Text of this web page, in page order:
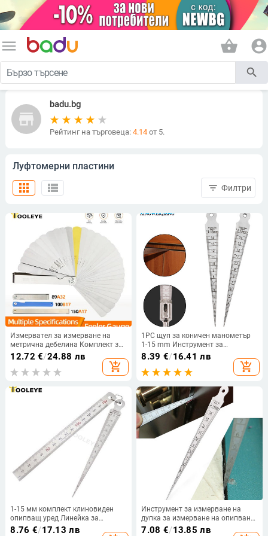
menu shopping_basket account_circle
search
store
badu.bg
Рейтинг на търговеца: 4.14от 5.
Луфтомерни пластини
view_list
apps filter_list Филтри
Измервател за измерване на
метрична дебелина Комплект за
измервателен лист Остриета за
измерване на клапани Листа от
клапани Инструменти за
12.72 €/24.88 лв
add_shopping_cart
1PC щуп за коничен манометър
1-15 mm Инструмент за
измерване на отвори от
неръждаема стомана
Двустранен клин скала за отвор
8.39 €/16.41 лв
add_shopping_cart
1-15 мм комплект клиновиден
опипващ уред Линейка за
хлабина Сонда Коничен уред
8.76 €/17.13 лв
Инструмент за измерване на
дупка за измерване на опипване
1-15 мм конус от неръждаема
7.08 €/13.85 лв